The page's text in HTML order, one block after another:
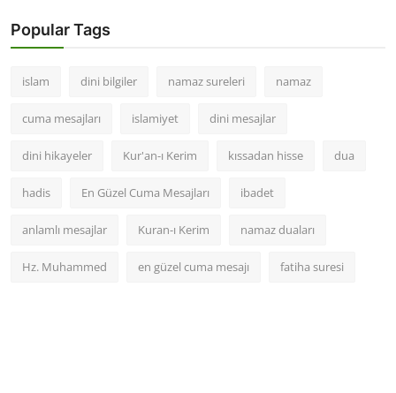
Popular Tags
islam dini bilgiler namaz sureleri namaz
cuma mesajları islamiyet dini mesajlar
dini hikayeler Kur'an-ı Kerim kıssadan hisse dua
hadis En Güzel Cuma Mesajları ibadet
anlamlı mesajlar Kuran-ı Kerim namaz duaları
Hz. Muhammed en güzel cuma mesajı fatiha suresi